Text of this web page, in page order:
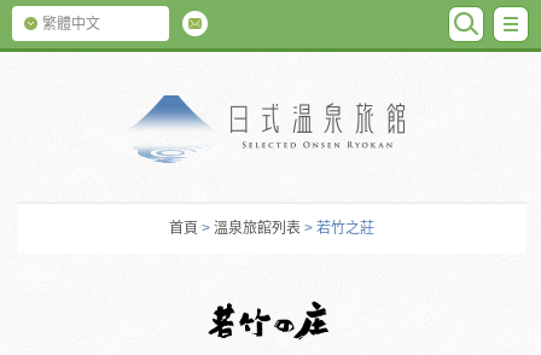
繁體中文
首頁 > 溫泉旅館列表 > 若竹之莊